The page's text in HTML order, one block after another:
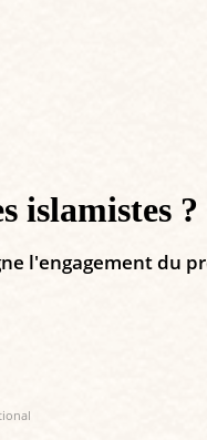
islamistes ?
l'engagement du